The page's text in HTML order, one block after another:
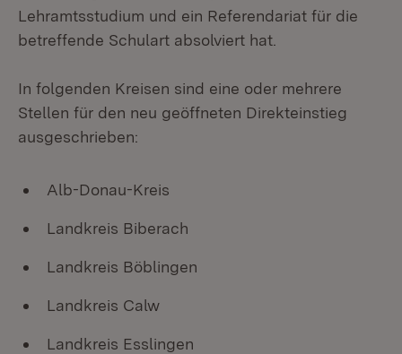
Lehramtsstudium und ein Referendariat für die
betreffende Schulart absolviert hat.
In folgenden Kreisen sind eine oder mehrere
Stellen für den neu geöffneten Direkteinstieg
ausgeschrieben:
Alb-Donau-Kreis
Landkreis Biberach
Landkreis Böblingen
Landkreis Calw
Landkreis Esslingen